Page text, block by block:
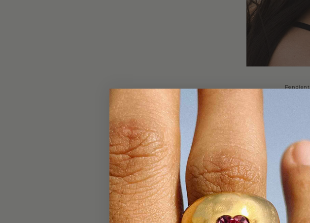
Aunque hay estudios que confirman que el
siglo XIII no es hasta 1986 cuando el
cultivadas.